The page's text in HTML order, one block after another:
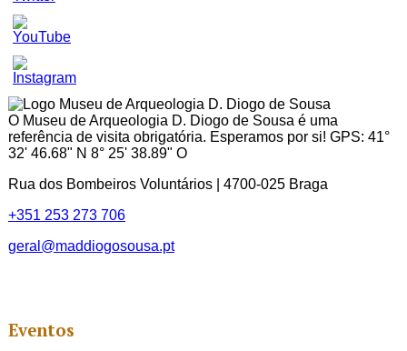
Set
Youtube
Channel
ID
O Museu de Arqueologia D. Diogo de Sousa é uma
referência de visita obrigatória. Esperamos por si! GPS: 41°
32' 46.68" N 8° 25' 38.89" O
Rua dos Bombeiros Voluntários | 4700-025 Braga
+351 253 273 706
geral@maddiogosousa.pt
Eventos